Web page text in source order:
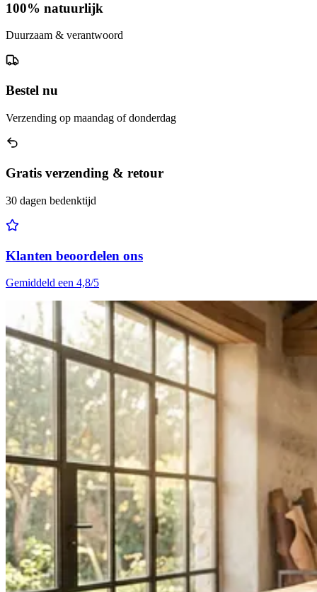
100% natuurlijk
Duurzaam & verantwoord
Bestel nu
Verzending op maandag of donderdag
Gratis verzending & retour
30 dagen bedenktijd
Klanten beoordelen ons
Gemiddeld een 4,8/5